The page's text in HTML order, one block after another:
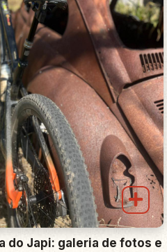
do Japi: galeria de fotos e